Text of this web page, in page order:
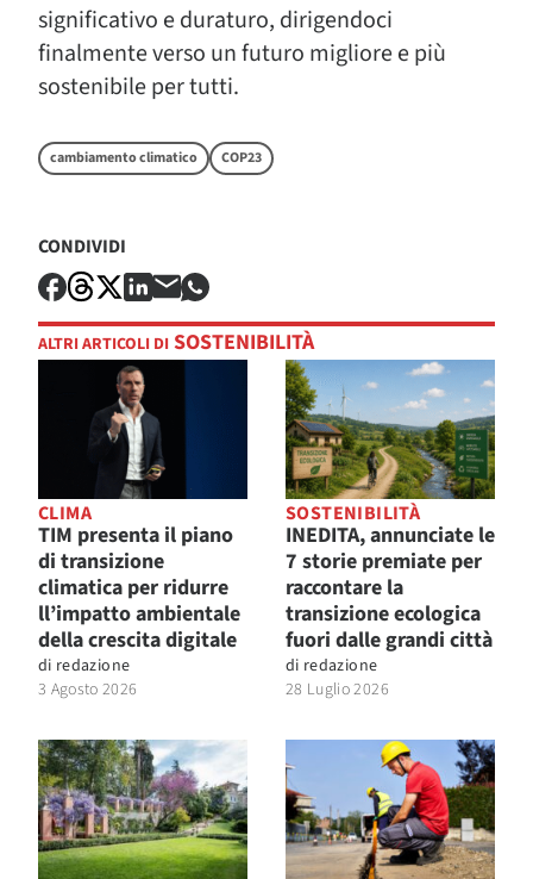
significativo e duraturo, dirigendoci
finalmente verso un futuro migliore e più
sostenibile per tutti.
cambiamento climatico COP23
CONDIVIDI
ALTRI ARTICOLI DI SOSTENIBILITÀ
CLIMA
TIM presenta il piano
di transizione
climatica per ridurre
ll’impatto ambientale
della crescita digitale
di redazione
3 Agosto 2026
SOSTENIBILITÀ
INEDITA, annunciate le
7 storie premiate per
raccontare la
transizione ecologica
fuori dalle grandi città
di redazione
28 Luglio 2026